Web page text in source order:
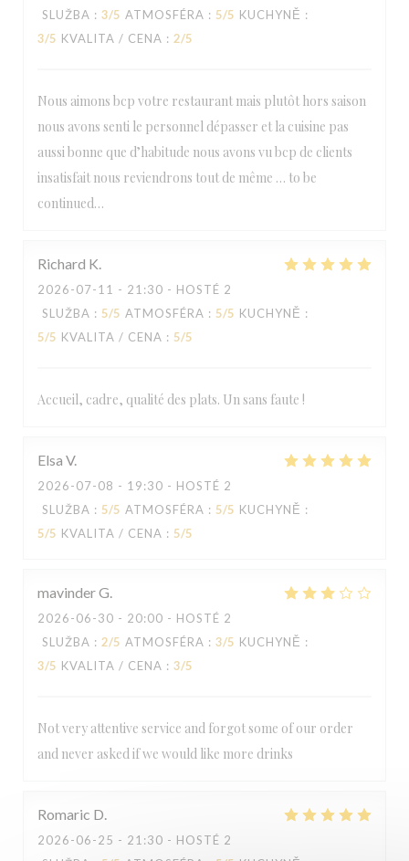
SLUŽBA : 3/5 ATMOSFÉRA : 5/5 KUCHYNĚ :
3/5 KVALITA / CENA : 2/5
Nous aimons bcp votre restaurant mais plutôt hors saison
nous avons senti le personnel dépasser et la cuisine pas
aussi bonne que d’habitude nous avons vu bcp de clients
insatisfait nous reviendrons tout de même … to be
continued…
Richard K
2026-07-11 - 21:30 - HOSTÉ 2
SLUŽBA : 5/5 ATMOSFÉRA : 5/5 KUCHYNĚ :
5/5 KVALITA / CENA : 5/5
Accueil, cadre, qualité des plats. Un sans faute !
Elsa V
2026-07-08 - 19:30 - HOSTÉ 2
SLUŽBA : 5/5 ATMOSFÉRA : 5/5 KUCHYNĚ :
5/5 KVALITA / CENA : 5/5
mavinderG
2026-06-30 - 20:00 - HOSTÉ 2
SLUŽBA : 2/5 ATMOSFÉRA : 3/5 KUCHYNĚ :
3/5 KVALITA / CENA : 3/5
Not very attentive service and forgot some of our order
and never asked if we would like more drinks
Romaric D
2026-06-25 - 21:30 - HOSTÉ 2